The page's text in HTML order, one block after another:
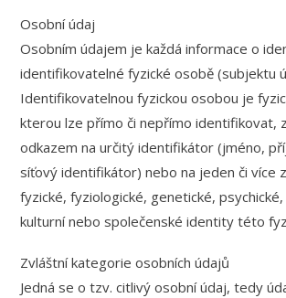
Osobní údaj
Osobním údajem je každá informace o
identifikovatelné fyzické osobě (subjektu
Identifikovatelnou fyzickou osobou je
kterou lze přímo či nepřímo identifikovat,
odkazem na určitý identifikátor (jméno,
síťový identifikátor) nebo na jeden či více
fyzické, fyziologické, genetické,
kulturní nebo společenské identity této
Zvláštní kategorie osobních údajů
Jedná se o tzv. citlivý osobní údaj, tedy